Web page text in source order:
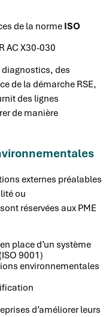
de la norme ISO
AC X30-030
des
de la démarche RSE,
des lignes
de manière
externes préalables
ou
réservées aux PME
place d’un système
9001)
environnementales
d’améliorer leurs